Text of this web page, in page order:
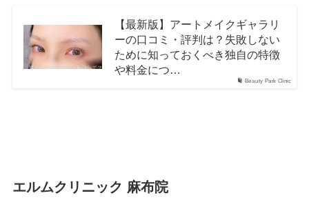
Beauty Park Clinic
【最新版】アートメイクギャラリ
ーの口コミ・評判は？失敗しない
ために知っておくべき独自の特徴
や料金につ…
エルムクリニック 麻布院